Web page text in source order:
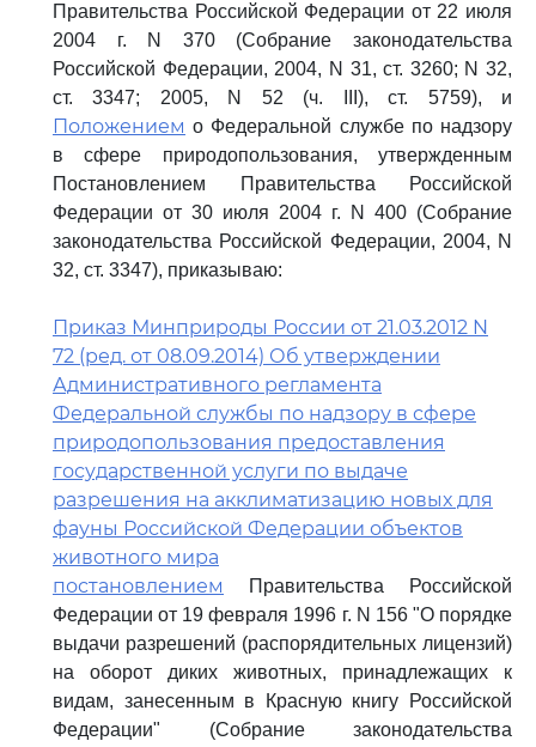
Правительства Российской Федерации от 22 июля
2004 г. N 370 (Собрание законодательства
Российской Федерации, 2004, N 31, ст. 3260; N 32,
ст. 3347; 2005, N 52 (ч. III), ст. 5759), и
Положением о Федеральной службе по надзору
в сфере природопользования, утвержденным
Постановлением Правительства Российской
Федерации от 30 июля 2004 г. N 400 (Собрание
законодательства Российской Федерации, 2004, N
32, ст. 3347), приказываю:
Приказ Минприроды России от 21.03.2012 N
72 (ред. от 08.09.2014) Об утверждении
Административного регламента
Федеральной службы по надзору в сфере
природопользования предоставления
государственной услуги по выдаче
разрешения на акклиматизацию новых для
фауны Российской Федерации объектов
животного мира
постановлением
Правительства Российской
Федерации от 19 февраля 1996 г. N 156 "О порядке
выдачи разрешений (распорядительных лицензий)
на оборот диких животных, принадлежащих к
видам, занесенным в Красную книгу Российской
Федерации" (Собрание законодательства